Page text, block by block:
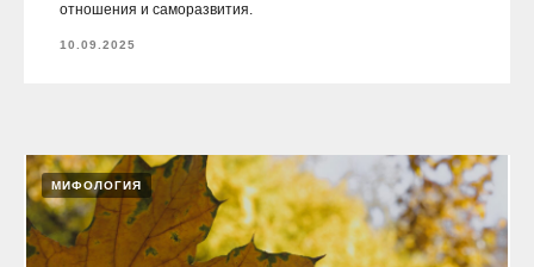
отношения и саморазвития.
10.09.2025
МИФОЛОГИЯ